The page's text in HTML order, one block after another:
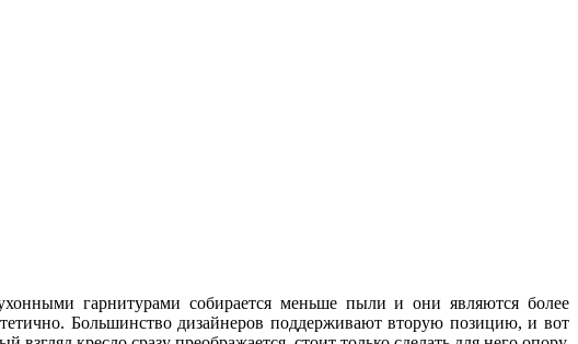
гарнитурами собирается меньше пыли и они являются более
Большинство дизайнеров поддерживают вторую позицию, и вот